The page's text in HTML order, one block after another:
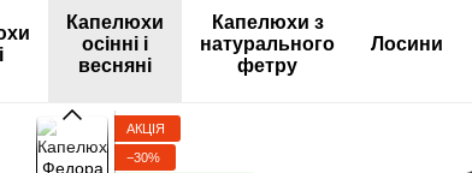
Капелюхи
осінні і
весняні
Капелюхи з
натурального
фетру
Лосини
АКЦІЯ
−30%